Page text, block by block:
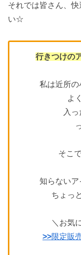
それでは皆さん、
い☆
行きつけの
私は近所の
よ
入
そこ
知らない
ちょっ
＼お気
>>限定販